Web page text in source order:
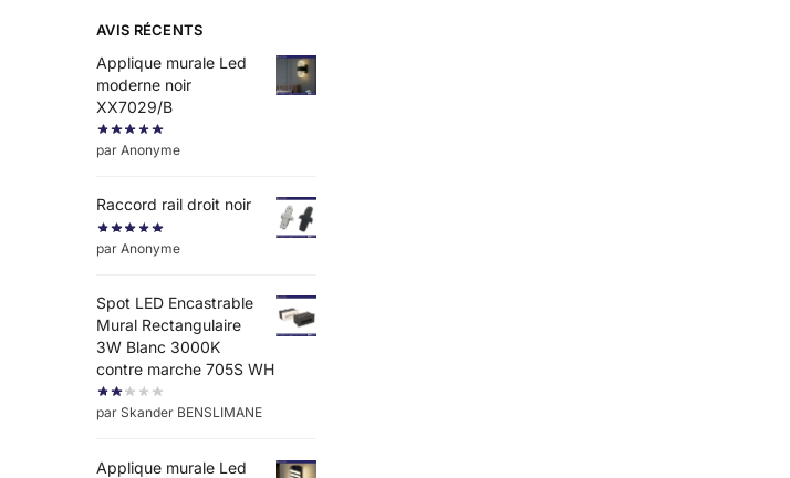
AVIS RÉCENTS
Applique murale Led
moderne noir
XX7029/B
par Anonyme
Raccord rail droit noir
par Anonyme
Spot LED Encastrable
Mural Rectangulaire
3W Blanc 3000K
contre marche 705S WH
par Skander BENSLIMANE
Applique murale Led